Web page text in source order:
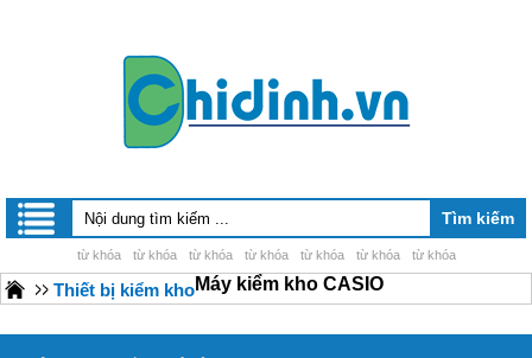
từ khóa từ khóa từ khóa từ khóa từ khóa từ khóa từ khóa
Thiết bị kiểm khoMáy kiểm kho CASIO